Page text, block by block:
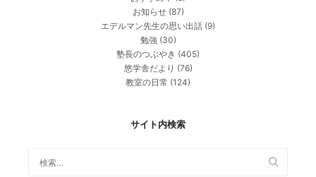
お知らせ(87)
エデルマン先生の思い出話 (9)
勉強 (30)
塾長のつぶやき (405)
悠学舎だより (76)
教室の日常 (124)
サイト内検索